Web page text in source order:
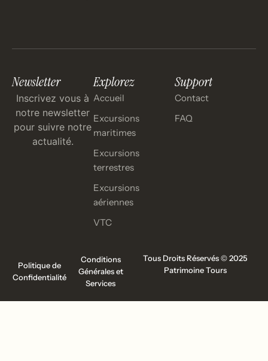
Newsletter
Inscrivez vous à
notre newsletter
pour suivre notre
actualité.
Explorez
Accueil
Excursions
maritimes
Excursions
terrestres
Excursions
aériennes
VTC
Support
Contact
FAQ
Tous Droits Réservés © 2025
Patrimoine Tours
Politique de
Confidentialité
Conditions
Générales et
Services